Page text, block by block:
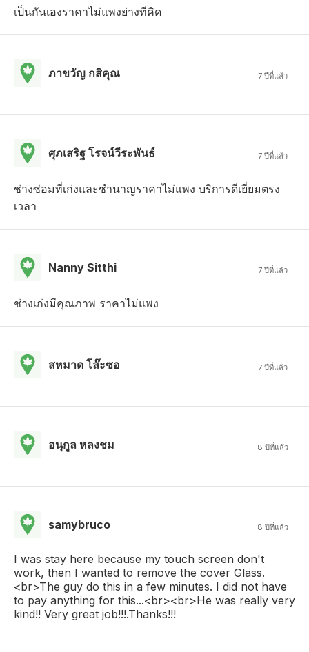
เป็นกันเองราคาไม่แพงย่างทีคิด
ภาขวัญ กสิคุณ 7 ปีที่แล้ว
ศุภเสริฐ โรจน์วีระพันธ์ 7 ปีที่แล้ว
ช่างซ่อมที่เก่งและชำนาญราคาไม่แพง บริการดีเยี่ยมตรง
เวลา
Nanny Sitthi 7 ปีที่แล้ว
ช่างเก่งมีคุณภาพ ราคาไม่แพง
สหมาด โล๊ะซอ 7 ปีที่แล้ว
อนุกูล หลงชม 8 ปีที่แล้ว
samybruco 8 ปีที่แล้ว
I was stay here because my touch screen don't
work, then I wanted to remove the cover Glass.
<br>The guy do this in a few minutes. I did not have
to pay anything for this...<br><br>He was really very
kind!! Very great job!!!.Thanks!!!